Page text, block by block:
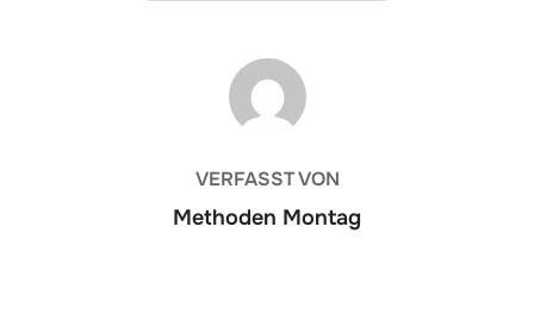
BEITRAGSAUTOR
VERFASST VON
Methoden Montag